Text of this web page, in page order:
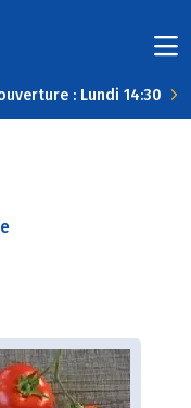
: Lundi 14:30